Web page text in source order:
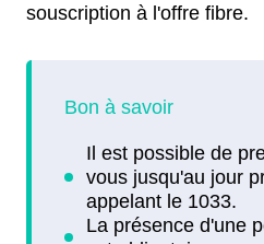
souscription à l'offre fibre.